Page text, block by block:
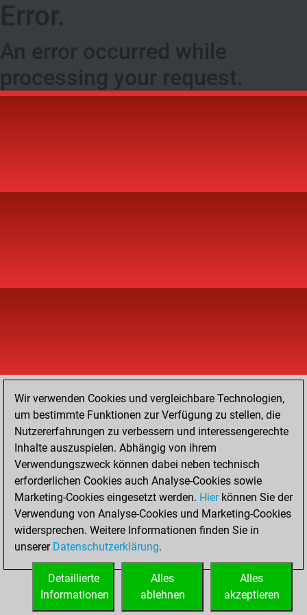
Error.
An error occurred while
processing your request.
Wir verwenden Cookies und vergleichbare Technologien,
um bestimmte Funktionen zur Verfügung zu stellen, die
Nutzererfahrungen zu verbessern und interessengerechte
Inhalte auszuspielen. Abhängig von ihrem
Verwendungszweck können dabei neben technisch
erforderlichen Cookies auch Analyse-Cookies sowie
Marketing-Cookies eingesetzt werden. Hierkönnen Sie der
Verwendung von Analyse-Cookies und Marketing-Cookies
widersprechen. Weitere Informationen finden Sie in
unserer Datenschutzerklärung.
Alles
akzeptieren
Alles
ablehnen
Detaillierte
Informationen